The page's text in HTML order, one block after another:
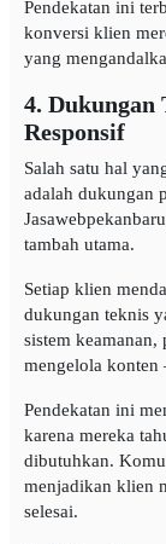
Pendekatan ini
konversi klien
yang
4. Dukungan
Responsif
Salah satu hal
adalah dukungan
tambah utama.
Setiap klien
dukungan teknis
sistem
mengelola
Pendekatan ini
karena mereka
dibutuhkan.
menjadikan klien
selesai.